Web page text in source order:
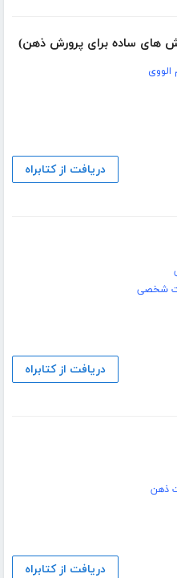
های ساده برای پرورش ذهن)
الووی
دریافت از کتابراه
شخصی
دریافت از کتابراه
ذهن
دریافت از کتابراه